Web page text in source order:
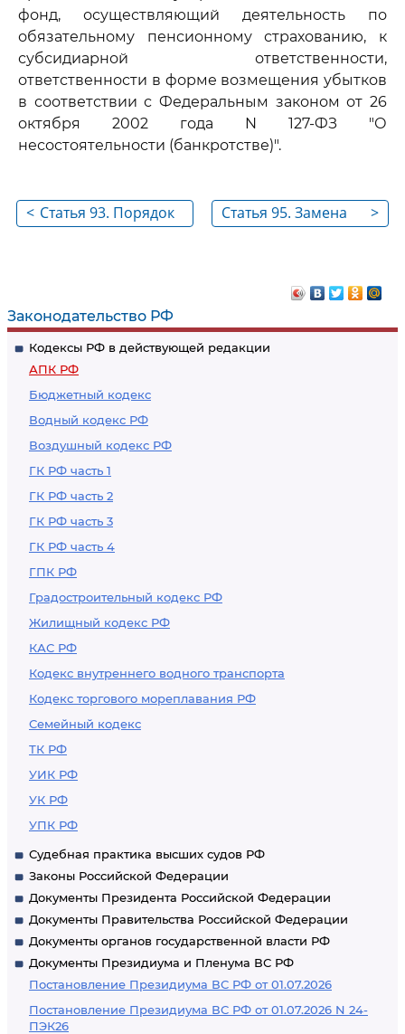
Законодательство РФ
Кодексы РФ в действующей редакции
АПК РФ
Бюджетный кодекс
Водный кодекс РФ
Воздушный кодекс РФ
ГК РФ часть 1
ГК РФ часть 2
ГК РФ часть 3
ГК РФ часть 4
ГПК РФ
Градостроительный кодекс РФ
Жилищный кодекс РФ
КАС РФ
Кодекс внутреннего водного транспорта
Кодекс торгового мореплавания РФ
Семейный кодекс
ТК РФ
УИК РФ
УК РФ
УПК РФ
Судебная практика высших судов РФ
Законы Российской Федерации
Документы Президента Российской Федерации
Документы Правительства Российской Федерации
Документы органов государственной власти РФ
Документы Президиума и Пленума ВС РФ
Постановление Президиума ВС РФ от 01.07.2026
Постановление Президиума ВС РФ от 01.07.2026 N 24-
ПЭК26
фонд, осуществляющий деятельность по
обязательному пенсионному страхованию, к
субсидиарной ответственности,
ответственности в форме возмещения убытков
в соответствии с Федеральным законом от 26
октября 2002 года N 127-ФЗ "О
несостоятельности (банкротстве)".
< Статья 93. Порядок
>
Статья 95. Замена
меры другой